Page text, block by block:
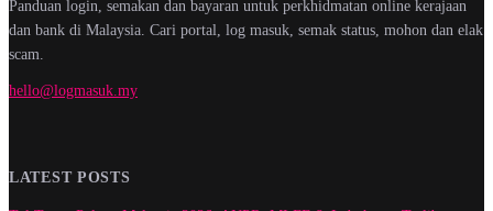
Panduan login, semakan dan bayaran untuk perkhidmatan online kerajaan
dan bank di Malaysia. Cari portal, log masuk, semak status, mohon dan elak
scam.
hello@logmasuk.my
LATEST POSTS